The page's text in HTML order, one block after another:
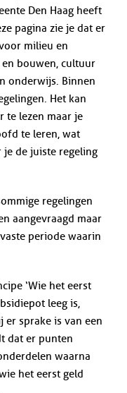
Den Haag heeft
pagina zie je dat er
milieu en
bouwen, cultuur
onderwijs. Binnen
Het kan
te lezen maar je
te leren, wat
je de juiste regeling
regelingen
aangevraagd maar
periode waarin
‘Wie het eerst
leeg is,
er sprake is van een
dat er punten
waarna
het eerst geld